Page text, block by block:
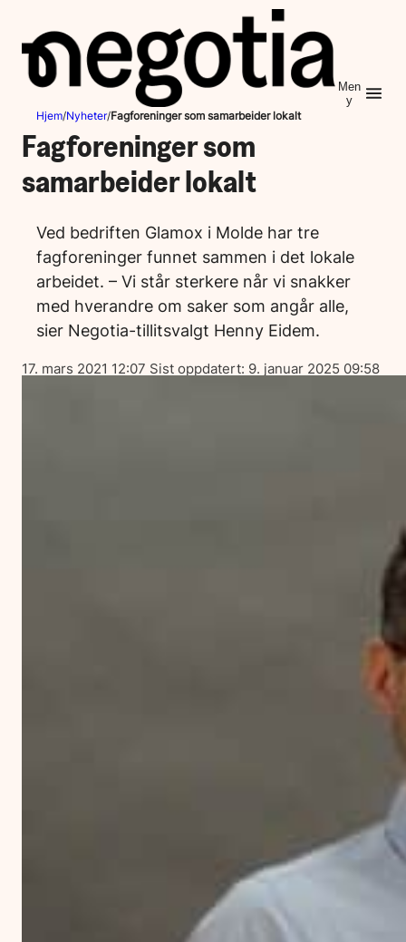
innhold
Men
y
Hjem/Nyheter/Fagforeninger som samarbeider lokalt
Fagforeninger som
samarbeider lokalt
Ved bedriften Glamox i Molde har tre
fagforeninger funnet sammen i det lokale
arbeidet. – Vi står sterkere når vi snakker
med hverandre om saker som angår alle,
sier Negotia-tillitsvalgt Henny Eidem.
Lagt
ut
17. mars 2021 12:07 Sist oppdatert: 9. januar 2025 09:58